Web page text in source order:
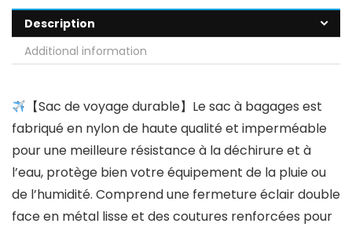
Description
Additional information
【Sac de voyage durable】Le sac à bagages est
fabriqué en nylon de haute qualité et imperméable
pour une meilleure résistance à la déchirure et à
l’eau, protège bien votre équipement de la pluie ou
de l’humidité. Comprend une fermeture éclair double
face en métal lisse et des coutures renforcées pour